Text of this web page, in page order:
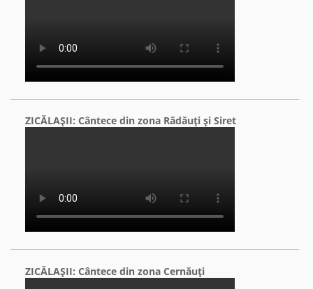
ZICĂLAŞII: Cântece din zona Rădăuţi şi Siret
ZICĂLAŞII: Cântece din zona Cernăuţi